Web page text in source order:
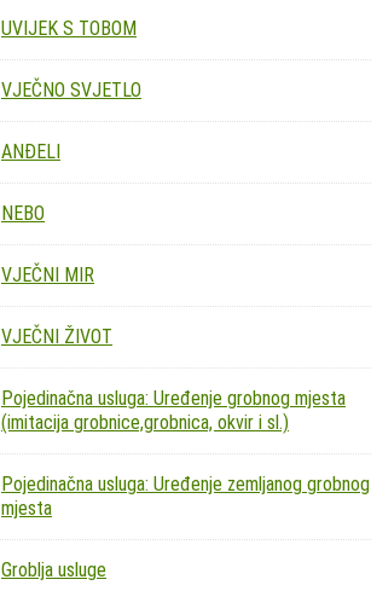
UVIJEK S TOBOM
VJEČNO SVJETLO
ANĐELI
NEBO
VJEČNI MIR
VJEČNI ŽIVOT
Pojedinačna usluga: Uređenje grobnog mjesta
(imitacija grobnice,grobnica, okvir i sl.)
Pojedinačna usluga: Uređenje zemljanog grobnog
mjesta
Groblja usluge